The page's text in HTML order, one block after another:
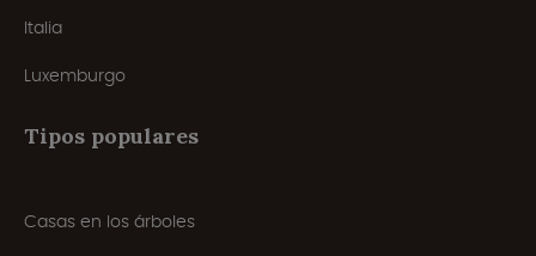
Italia
Luxemburgo
Tipos populares
Casas en los árboles